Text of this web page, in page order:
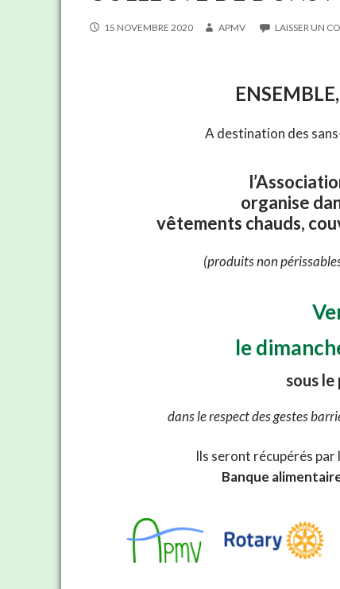
15 NOVEMBRE 2020 APMV LAISSER UN
A destination des
organise
vêtements chauds,
(produits non
le
sous
dans le respect des gestes
Ils seront récupérés par
Banque